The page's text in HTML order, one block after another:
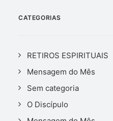
CATEGORIAS
RETIROS ESPIRITUAIS
Mensagem do Mês
Sem categoria
O Discípulo